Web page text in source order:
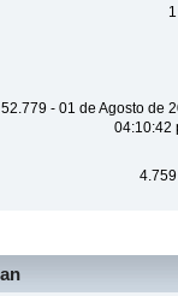
52.779 - 01 de Agosto de
04:10:42